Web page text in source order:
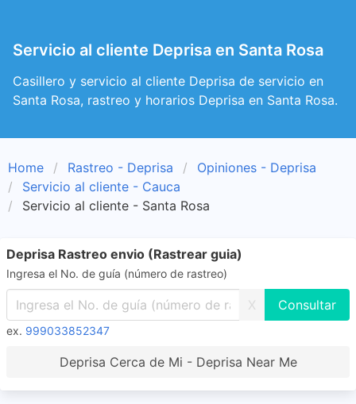
Servicio al cliente Deprisa en Santa Rosa
Casillero y servicio al cliente Deprisa de servicio en
Santa Rosa, rastreo y horarios Deprisa en Santa Rosa.
Home Rastreo - Deprisa
Opiniones - Deprisa
Servicio al cliente - Cauca
Servicio al cliente - Santa Rosa
Deprisa Rastreo envio (Rastrear guia)
Ingresa el No. de guía (número de rastreo)
X
ex. 999033852347
Deprisa Cerca de Mi - Deprisa Near Me